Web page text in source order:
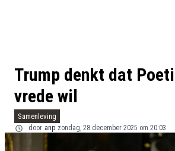
Trump denkt dat
vrede wil
Samenleving
door anp zondag, 28 december 2025 om 20:03